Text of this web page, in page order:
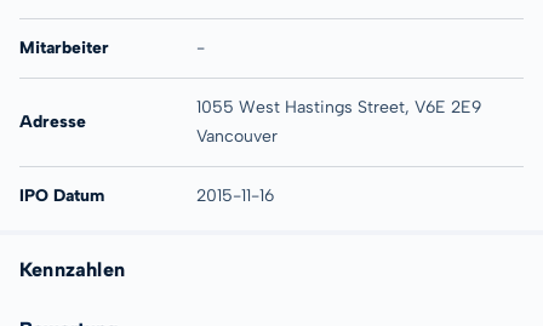
Mitarbeiter -
Adresse
1055 West Hastings Street, V6E 2E9
Vancouver
IPO Datum 2015-11-16
Kennzahlen